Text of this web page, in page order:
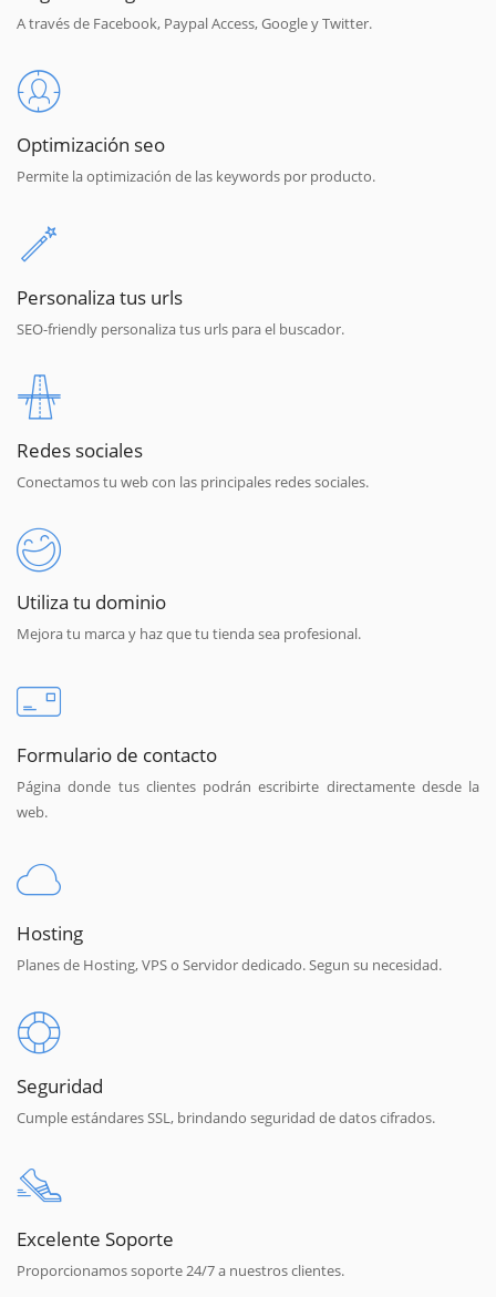
A través de Facebook, Paypal Access, Google y Twitter.
Optimización seo
Permite la optimización de las keywords por producto.
Personaliza tus urls
SEO-friendly personaliza tus urls para el buscador.
Redes sociales
Conectamos tu web con las principales redes sociales.
Utiliza tu dominio
Mejora tu marca y haz que tu tienda sea profesional.
Formulario de contacto
Página donde tus clientes podrán escribirte directamente desde la
web.
Hosting
Planes de Hosting, VPS o Servidor dedicado. Segun su necesidad.
Seguridad
Cumple estándares SSL, brindando seguridad de datos cifrados.
Excelente Soporte
Proporcionamos soporte 24/7 a nuestros clientes.